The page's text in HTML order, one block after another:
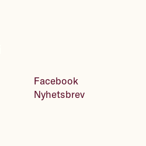
Facebook
Nyhetsbrev